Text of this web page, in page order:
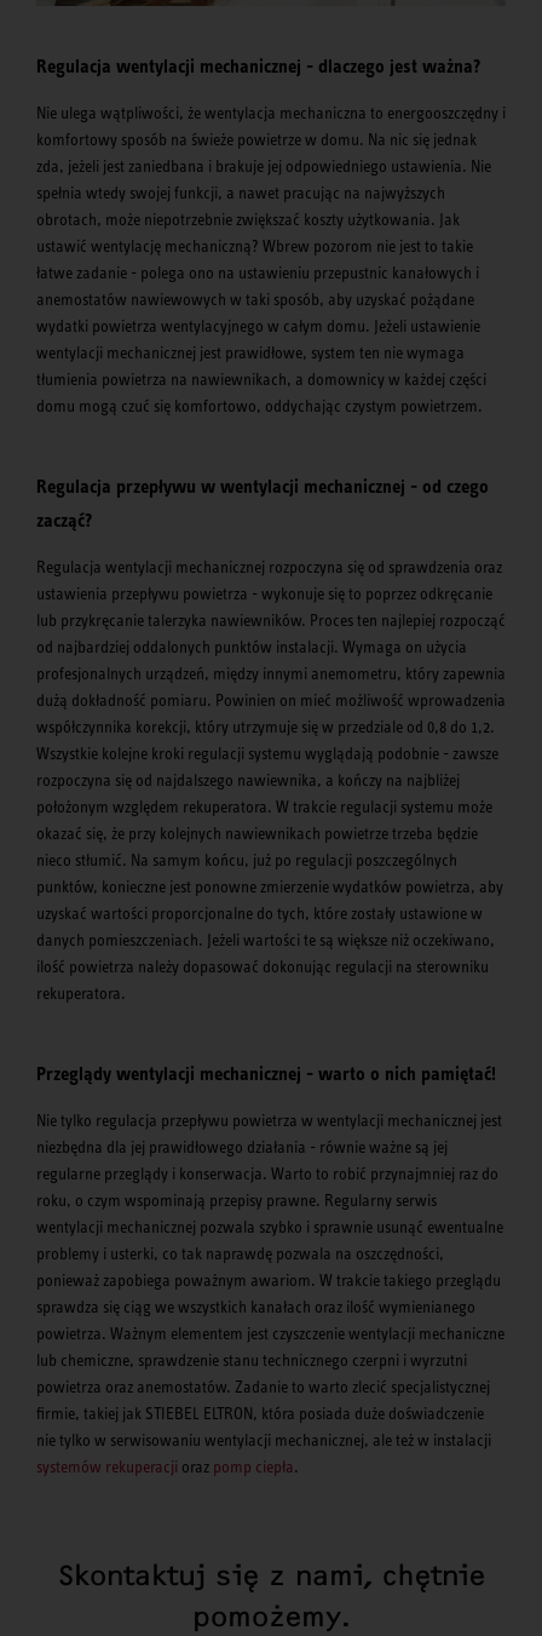
Regulacja wentylacji mechanicznej - dlaczego jest ważna?
Nie ulega wątpliwości, że wentylacja mechaniczna to energooszczędny i
komfortowy sposób na świeże powietrze w domu. Na nic się jednak
zda, jeżeli jest zaniedbana i brakuje jej odpowiedniego ustawienia. Nie
spełnia wtedy swojej funkcji, a nawet pracując na najwyższych
obrotach, może niepotrzebnie zwiększać koszty użytkowania. Jak
ustawić wentylację mechaniczną? Wbrew pozorom nie jest to takie
łatwe zadanie - polega ono na ustawieniu przepustnic kanałowych i
anemostatów nawiewowych w taki sposób, aby uzyskać pożądane
wydatki powietrza wentylacyjnego w całym domu. Jeżeli ustawienie
wentylacji mechanicznej jest prawidłowe, system ten nie wymaga
tłumienia powietrza na nawiewnikach, a domownicy w każdej części
domu mogą czuć się komfortowo, oddychając czystym powietrzem.
Regulacja przepływu w wentylacji mechanicznej - od czego
zacząć?
Regulacja wentylacji mechanicznej rozpoczyna się od sprawdzenia oraz
ustawienia przepływu powietrza - wykonuje się to poprzez odkręcanie
lub przykręcanie talerzyka nawiewników. Proces ten najlepiej rozpocząć
od najbardziej oddalonych punktów instalacji. Wymaga on użycia
profesjonalnych urządzeń, między innymi anemometru, który zapewnia
dużą dokładność pomiaru. Powinien on mieć możliwość wprowadzenia
współczynnika korekcji, który utrzymuje się w przedziale od 0,8 do 1,2.
Wszystkie kolejne kroki regulacji systemu wyglądają podobnie - zawsze
rozpoczyna się od najdalszego nawiewnika, a kończy na najbliżej
położonym względem rekuperatora. W trakcie regulacji systemu może
okazać się, że przy kolejnych nawiewnikach powietrze trzeba będzie
nieco stłumić. Na samym końcu, już po regulacji poszczególnych
punktów, konieczne jest ponowne zmierzenie wydatków powietrza, aby
uzyskać wartości proporcjonalne do tych, które zostały ustawione w
danych pomieszczeniach. Jeżeli wartości te są większe niż oczekiwano,
ilość powietrza należy dopasować dokonując regulacji na sterowniku
rekuperatora.
Przeglądy wentylacji mechanicznej - warto o nich pamiętać!
Nie tylko regulacja przepływu powietrza w wentylacji mechanicznej jest
niezbędna dla jej prawidłowego działania - równie ważne są jej
regularne przeglądy i konserwacja. Warto to robić przynajmniej raz do
roku, o czym wspominają przepisy prawne. Regularny serwis
wentylacji mechanicznej pozwala szybko i sprawnie usunąć ewentualne
problemy i usterki, co tak naprawdę pozwala na oszczędności,
ponieważ zapobiega poważnym awariom. W trakcie takiego przeglądu
sprawdza się ciąg we wszystkich kanałach oraz ilość wymienianego
powietrza. Ważnym elementem jest czyszczenie wentylacji mechaniczne
lub chemiczne, sprawdzenie stanu technicznego czerpni i wyrzutni
powietrza oraz anemostatów. Zadanie to warto zlecić specjalistycznej
firmie, takiej jak STIEBEL ELTRON, która posiada duże doświadczenie
nie tylko w serwisowaniu wentylacji mechanicznej, ale też w instalacji
systemów rekuperacji oraz pomp ciepła.
Skontaktuj się z nami, chętnie
pomożemy.